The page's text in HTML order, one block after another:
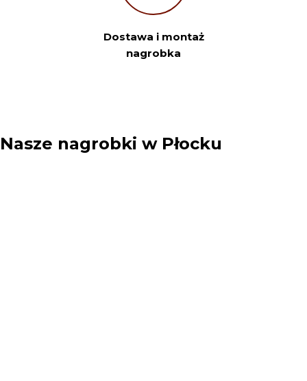
Dostawa i montaż
nagrobka
Nasze nagrobki w Płocku